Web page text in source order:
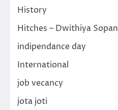
History
Hitches – Dwithiya Sopan
indipendance day
International
job vecancy
jota joti